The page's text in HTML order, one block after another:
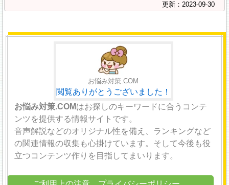
更新：2023-09-30
お悩み対策.COM
閲覧ありがとうございました！
お悩み対策.COMはお探しのキーワードに合うコンテ
ンツを提供する情報サイトです。
音声解説などのオリジナル性を備え、ランキングなど
の関連情報の収集も心掛けています。そして今後も役
立つコンテンツ作りを目指してまいります。